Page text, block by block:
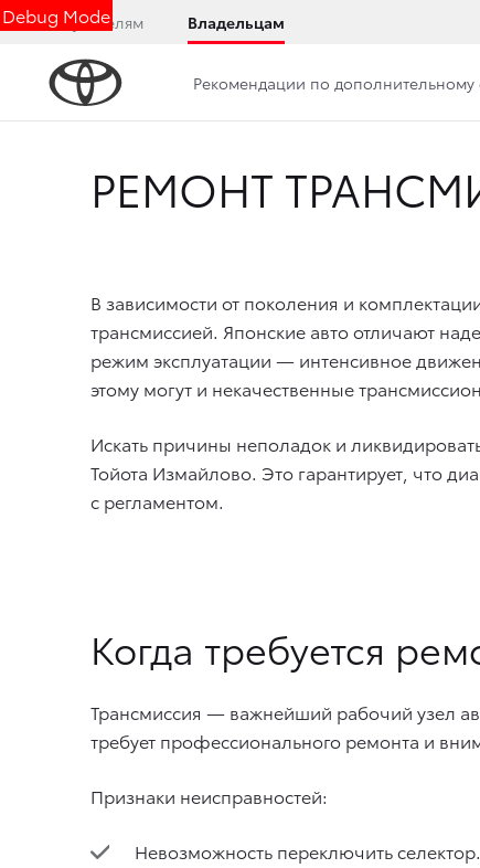
Debug Mode
Покупателям Владельцам
Рекомендации по
РЕМОНТ
В зависимости от поколения и
трансмиссией. Японские авто отличают
режим эксплуатации — интенсивное
этому могут и некачественные
Искать причины неполадок и
Тойота Измайлово. Это гарантирует, что
с регламентом.
Когда требуется
Трансмиссия — важнейший рабочий узел
требует профессионального ремонта и
Признаки неисправностей:
Невозможность переключить селектор.